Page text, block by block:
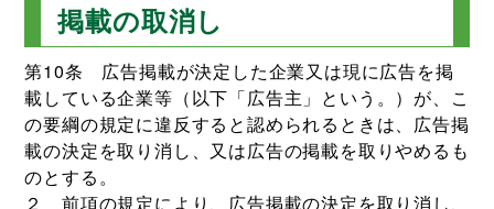
掲載の取消し
第10条 広告掲載が決定した企業又は現に広告を掲
載している企業等（以下「広告主」という。）が、こ
の要綱の規定に違反すると認められるときは、広告掲
載の決定を取り消し、又は広告の掲載を取りやめるも
のとする。
２ 前項の規定により、広告掲載の決定を取り消し、